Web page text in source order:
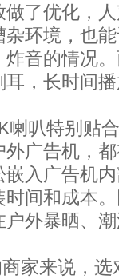
了优化，
环境，也
音的情况
，长时间
特别贴合
广告机，
入广告机
间和成本
外暴晒、
来说，选